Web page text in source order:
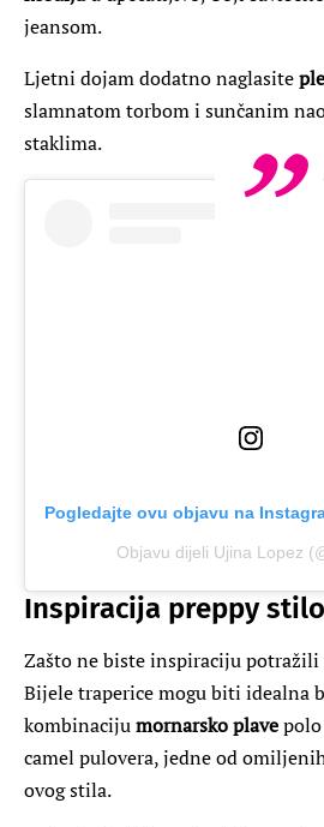
jeansom.
Ljetni dojam dodatno naglasite
slamnatom torbom i sunčanim
staklima.
Pogledajte ovu objavu na
Objavu dijeli Ujina Lopez
Inspiracija preppy
Zašto ne biste inspiraciju potražili
Bijele traperice mogu biti idealna
kombinacijumornarsko plave
camel pulovera, jedne od
ovog stila.